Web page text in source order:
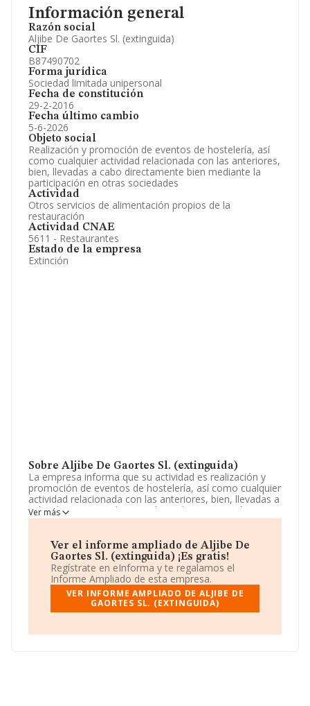
Información general
Razón social
Aljibe De Gaortes Sl. (extinguida)
CIF
B87490702
Forma jurídica
Sociedad limitada unipersonal
Fecha de constitución
29-2-2016
Fecha último cambio
5-6-2026
Objeto social
Realización y promoción de eventos de hostelería, así
como cualquier actividad relacionada con las anteriores,
bien, llevadas a cabo directamente bien mediante la
participación en otras sociedades
Actividad
Otros servicios de alimentación propios de la
restauración
Actividad CNAE
5611 - Restaurantes
Estado de la empresa
Extinción
Sobre Aljibe De Gaortes Sl. (extinguida)
La empresa informa que su actividad es realización y
promoción de eventos de hostelería, así como cualquier
actividad relacionada con las anteriores, bien, llevadas a
cabo directamente bien mediante la participación en
otras sociedades. La empresa está registrada como
código '%cnae%'. No realiza actividad de importación
y/o exportación.
La sociedadAljibe de Gaortes S.L. (extinguida)
NIF B87490702, está situada en Calle Magdalena núm.
8 Piso 1 Dr, (28012), en el municipio de Madrid, Madrid.
empresas pertenecientes al sector, la facturación en el
Ver más
Ver el informe ampliado de Aljibe De
Gaortes Sl. (extinguida) ¡Es gratis!
Regístrate en eInforma y te regalamos el
Informe Ampliado de esta empresa.
VER INFORME AMPLIADO DE ALJIBE DE
GAORTES SL. (EXTINGUIDA)
Información oficial y registral complementaria.